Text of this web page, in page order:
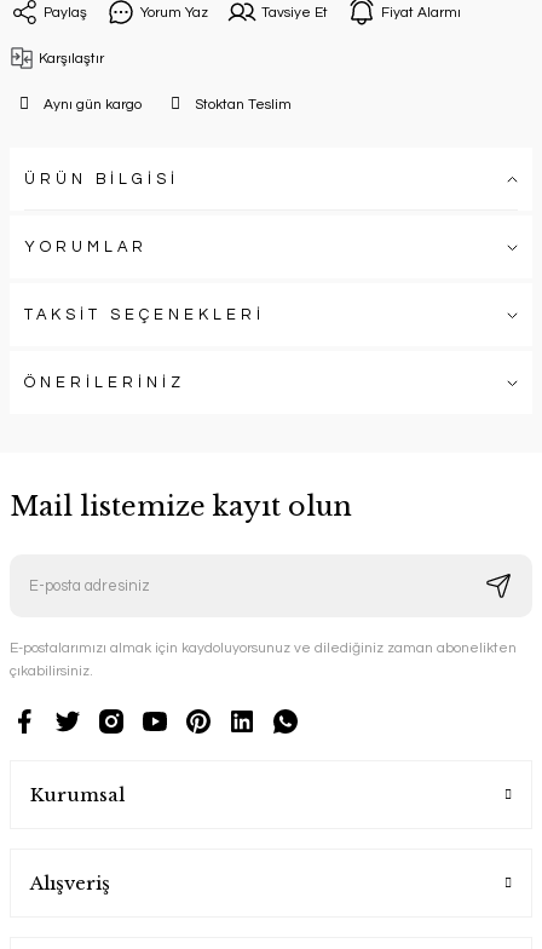
Paylaş Yorum Yaz Tavsiye Et Fiyat Alarmı
Karşılaştır
Aynı gün kargo Stoktan Teslim
ÜRÜN BİLGİSİ
YORUMLAR
TAKSİT SEÇENEKLERİ
ÖNERİLERİNİZ
Mail listemize kayıt olun
E-postalarımızı almak için kaydoluyorsunuz ve dilediğiniz zaman abonelikten
çıkabilirsiniz.
Kurumsal
Alışveriş